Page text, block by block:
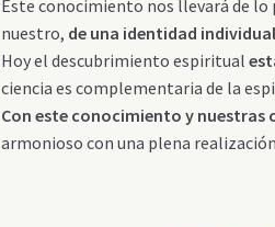
Este conocimiento nos llevará de lo
nuestro, de una identidad
Hoy el descubrimiento espiritual
ciencia es complementaria de la
Con este conocimiento y nuestras
armonioso con una plena